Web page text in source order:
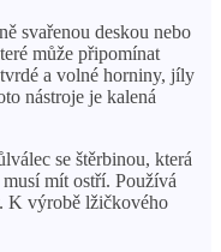
svařenou deskou nebo
může připomínat
a volné horniny, jíly
nástroje je kalená
se štěrbinou, která
mít ostří. Používá
K výrobě lžičkového